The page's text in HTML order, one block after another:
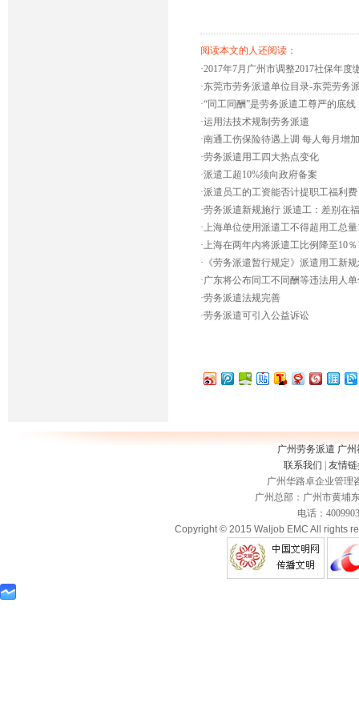
阅读本文的人还阅读：
·2017年7月广州市调整2017社保年度
·东莞市劳务派遣单位目录-东莞劳务
·“同工同酬”是劳务派遣工尊严的底线
·运用法技术规制劳务派遣
·南通工伤保险待遇上调 每人每月增
·劳务派遣用工四大热点变化
·派遣工超10%须向政府备案
·派遣员工的工资能否计提职工福利费
·劳务派遣新规施行 派遣工：差别在
·上海单位使用派遣工不得超用工总量
·上海在两年内将派遣工比例降至10％
· 《劳务派遣暂行规定》派遣用工新
·广东将公布同工不同酬等违法用人
·劳务派遣法规完善
·劳务派遣可引入公益诉讼
广州劳务派遣 广
联系我们
友情
广州华路卓企业管理
广州总部：广州市黄埔
电话：
Copyright © 2015 Waljob EMC All rights